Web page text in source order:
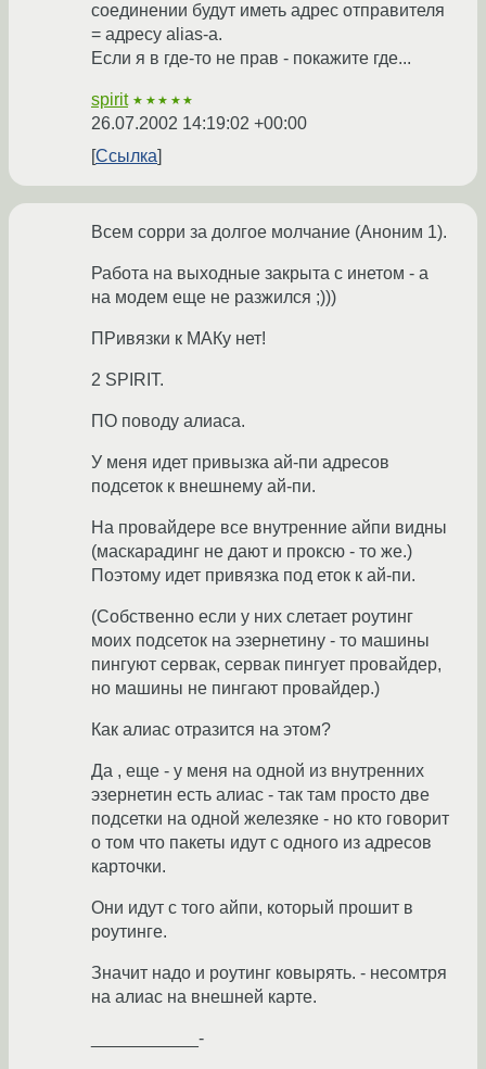
соединении будут иметь адрес отправителя
= адресу alias-а.
Если я в где-то не прав - покажите где...
spirit ★★★★★
26.07.2002 14:19:02 +00:00
Ссылка
Всем сорри за долгое молчание (Аноним 1).
Работа на выходные закрыта с инетом - а
на модем еще не разжился ;)))
ПРивязки к МАКу нет!
2 SPIRIT.
ПО поводу алиаса.
У меня идет привызка ай-пи адресов
подсеток к внешнему ай-пи.
На провайдере все внутренние айпи видны
(маскарадинг не дают и проксю - то же.)
Поэтому идет привязка под еток к ай-пи.
(Собственно если у них слетает роутинг
моих подсеток на эзернетину - то машины
пингуют сервак, сервак пингует провайдер,
но машины не пингают провайдер.)
Как алиас отразится на этом?
Да , еще - у меня на одной из внутренних
эзернетин есть алиас - так там просто две
подсетки на одной железяке - но кто говорит
о том что пакеты идут с одного из адресов
карточки.
Они идут с того айпи, который прошит в
роутинге.
Значит надо и роутинг ковырять. - несомтря
на алиас на внешней карте.
___________-